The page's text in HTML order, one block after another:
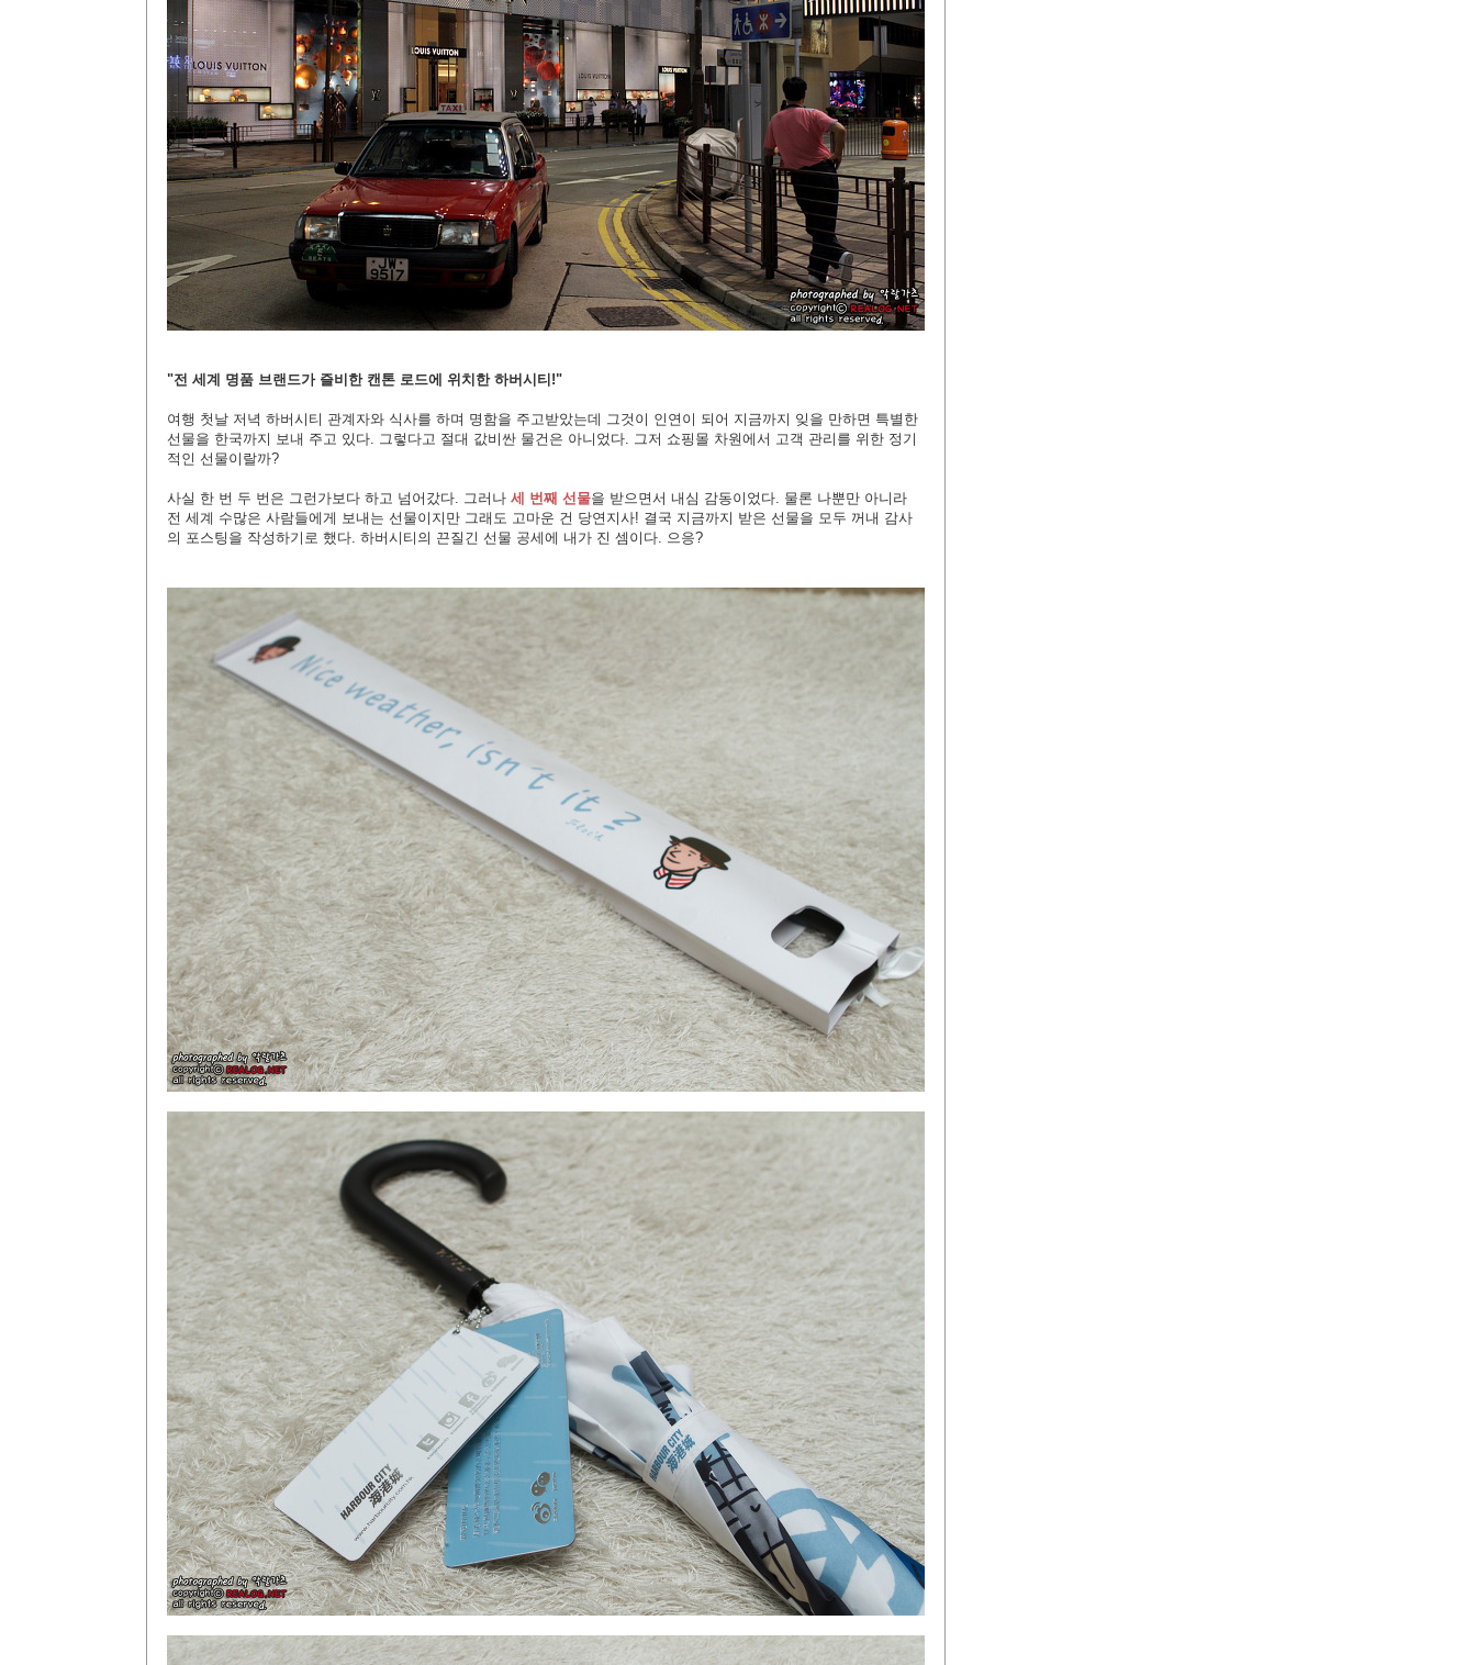
"전 세계 명품 브랜드가 즐비한 캔톤 로드에 위치한 하버시티!"
여행 첫날 저녁 하버시티 관계자와 식사를 하며 명함을 주고받았는데 그것이 인연이 되어 지금까지 잊을 만하면 특별한
선물을 한국까지 보내 주고 있다. 그렇다고 절대 값비싼 물건은 아니었다. 그저 쇼핑몰 차원에서 고객 관리를 위한 정기
적인 선물이랄까?
사실 한 번 두 번은 그런가보다 하고 넘어갔다. 그러나 세 번째 선물을 받으면서 내심 감동이었다. 물론 나뿐만 아니라
전 세계 수많은 사람들에게 보내는 선물이지만 그래도 고마운 건 당연지사! 결국 지금까지 받은 선물을 모두 꺼내 감사
의 포스팅을 작성하기로 했다. 하버시티의 끈질긴 선물 공세에 내가 진 셈이다. 으응?